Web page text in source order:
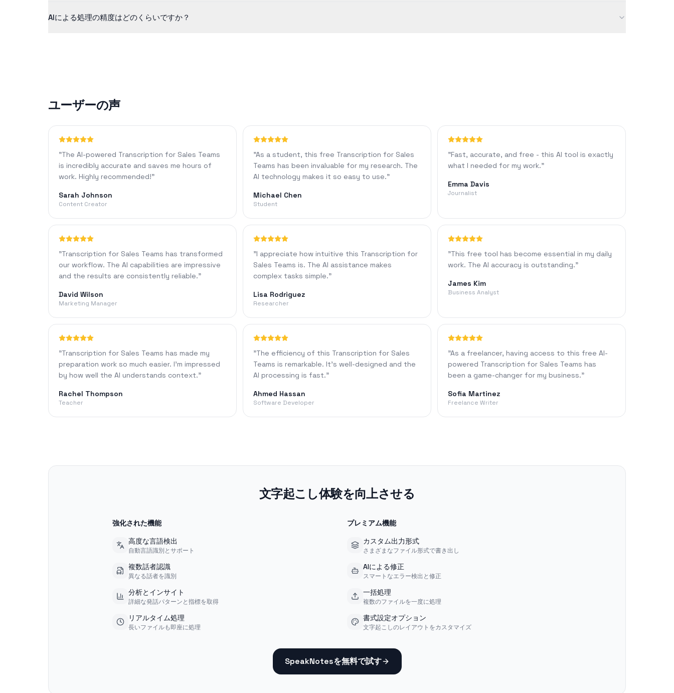
す。
AIによる処理の精度はどのくらいですか？
ユーザーの声
"The AI-powered Transcription for Sales Teams
is incredibly accurate and saves me hours of
work. Highly recommended!"
Sarah Johnson
Content Creator
"As a student, this free Transcription for Sales
Teams has been invaluable for my research. The
AI technology makes it so easy to use."
Michael Chen
Student
"Fast, accurate, and free - this AI tool is exactly
what I needed for my work."
Emma Davis
Journalist
"Transcription for Sales Teams has transformed
our workflow. The AI capabilities are impressive
and the results are consistently reliable."
David Wilson
Marketing Manager
"I appreciate how intuitive this Transcription for
Sales Teams is. The AI assistance makes
complex tasks simple."
Lisa Rodriguez
Researcher
"This free tool has become essential in my daily
work. The AI accuracy is outstanding."
James Kim
Business Analyst
"Transcription for Sales Teams has made my
preparation work so much easier. I'm impressed
by how well the AI understands context."
Rachel Thompson
Teacher
"The efficiency of this Transcription for Sales
Teams is remarkable. It's well-designed and the
AI processing is fast."
Ahmed Hassan
Software Developer
"As a freelancer, having access to this free AI-
powered Transcription for Sales Teams has
been a game-changer for my business."
Sofia Martinez
Freelance Writer
文字起こし体験を向上させる
強化された機能
高度な言語検出
自動言語識別とサポート
複数話者認識
異なる話者を識別
分析とインサイト
詳細な発話パターンと指標を取得
リアルタイム処理
長いファイルも即座に処理
プレミアム機能
カスタム出力形式
さまざまなファイル形式で書き出し
AIによる修正
スマートなエラー検出と修正
一括処理
複数のファイルを一度に処理
書式設定オプション
文字起こしのレイアウトをカスタマイズ
SpeakNotesを無料で試す